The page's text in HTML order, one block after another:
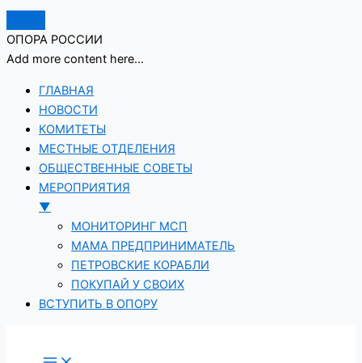
ОПОРА РОССИИ
Add more content here...
ГЛАВНАЯ
НОВОСТИ
КОМИТЕТЫ
МЕСТНЫЕ ОТДЕЛЕНИЯ
ОБЩЕСТВЕННЫЕ СОВЕТЫ
МЕРОПРИЯТИЯ
▼
МОНИТОРИНГ МСП
МАМА ПРЕДПРИНИМАТЕЛЬ
ПЕТРОВСКИЕ КОРАБЛИ
ПОКУПАЙ У СВОИХ
ВСТУПИТЬ В ОПОРУ